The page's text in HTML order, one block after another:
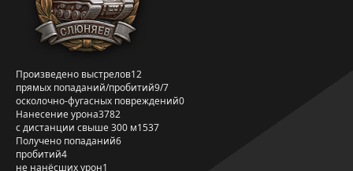
Произведено выстрелов12
прямых попаданий/пробитий9/7
осколочно-фугасных повреждений0
Нанесение урона3782
с дистанции свыше 300 м1537
Получено попаданий6
пробитий4
не нанёсших урон1